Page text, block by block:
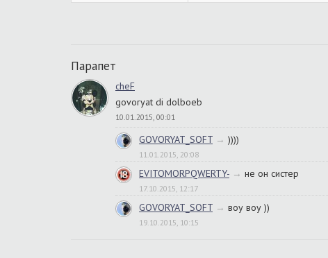
Парапет
cheF
govoryat di dolboeb
10.01.2015, 00:01
GOVORYAT_SOFT → ))))
11.01.2015, 20:08
EVITOMORPQWERTY- → не он систер
17.10.2015, 12:17
GOVORYAT_SOFT → воу воу ))
19.10.2015, 10:15